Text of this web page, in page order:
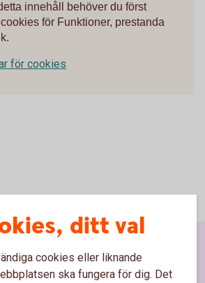
innehåll behöver du först
för Funktioner, prestanda
för cookies
ditt val
cookies eller liknande
ska fungera för dig. Det